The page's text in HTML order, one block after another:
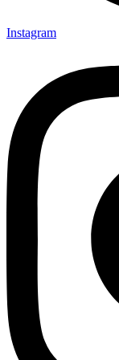
Instagram